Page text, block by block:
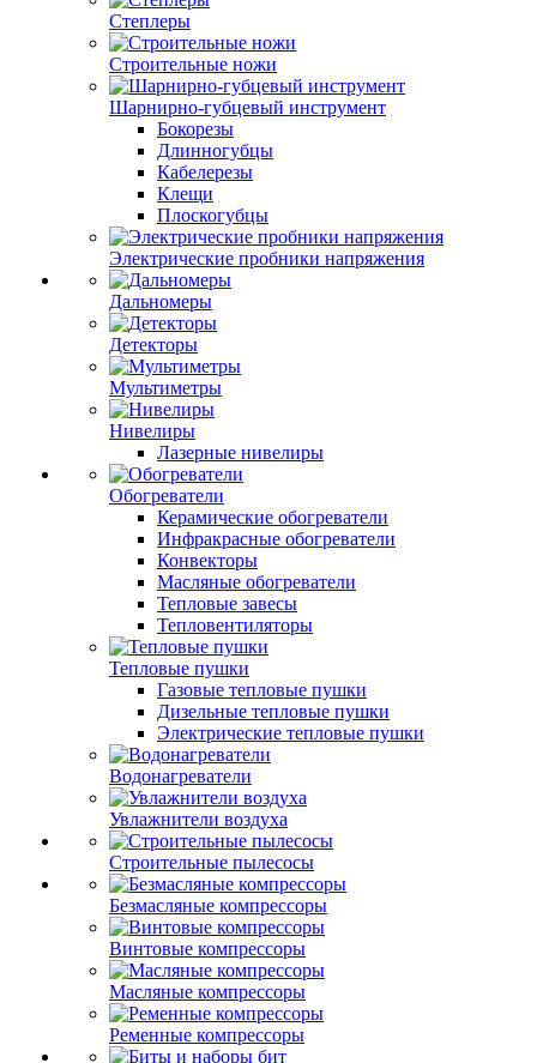
Степлеры
Строительные ножи
Шарнирно-губцевый инструмент
Бокорезы
Длинногубцы
Кабелерезы
Клещи
Плоскогубцы
Электрические пробники напряжения
Дальномеры
Детекторы
Мультиметры
Нивелиры
Лазерные нивелиры
Обогреватели
Керамические обогреватели
Инфракрасные обогреватели
Конвекторы
Масляные обогреватели
Тепловые завесы
Тепловентиляторы
Тепловые пушки
Газовые тепловые пушки
Дизельные тепловые пушки
Электрические тепловые пушки
Водонагреватели
Увлажнители воздуха
Строительные пылесосы
Безмасляные компрессоры
Винтовые компрессоры
Масляные компрессоры
Ременные компрессоры